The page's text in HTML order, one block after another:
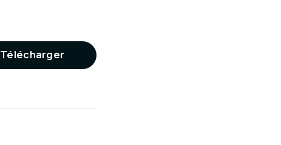
Télécharger